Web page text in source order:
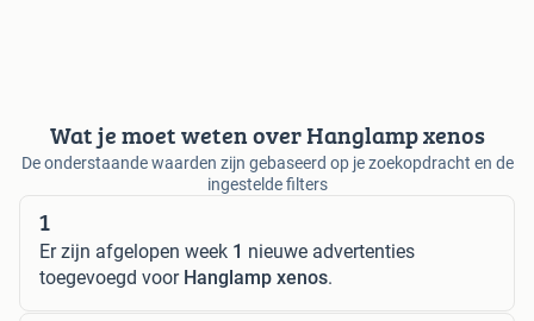
Wat je moet weten over Hanglamp xenos
De onderstaande waarden zijn gebaseerd op je zoekopdracht en de
ingestelde filters
1
Er zijn afgelopen week 1 nieuwe advertenties
toegevoegd voor Hanglamp xenos.